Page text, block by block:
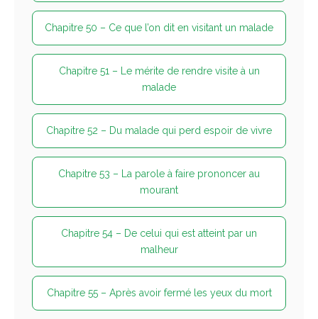
Chapitre 50 – Ce que l’on dit en visitant un malade
Chapitre 51 – Le mérite de rendre visite à un
malade
Chapitre 52 – Du malade qui perd espoir de vivre
Chapitre 53 – La parole à faire prononcer au
mourant
Chapitre 54 – De celui qui est atteint par un
malheur
Chapitre 55 – Après avoir fermé les yeux du mort